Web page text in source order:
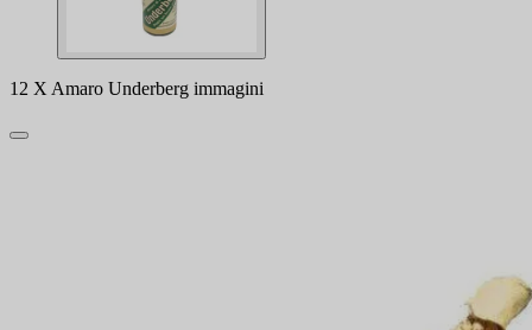
12 X Amaro Underberg immagini